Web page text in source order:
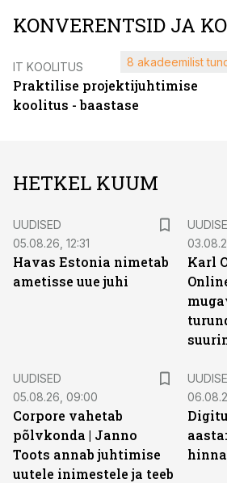
KONVERENTSID JA
IT KOOLITUS
Praktilise projektijuhtimise
koolitus - baastase
8 akadeemilist
HETKEL KUUM
UUDISED
05.08.26, 12:31
Havas Estonia nimetab
ametisse uue juhi
Karl
UUDISED
05.08.26, 09:00
Corpore vahetab
põlvkonda | Janno
Toots annab juhtimise
uutele inimestele ja teeb